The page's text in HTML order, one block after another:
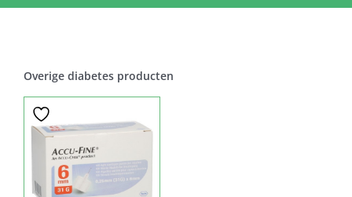
Contacteer Ons
Overige diabetes producten